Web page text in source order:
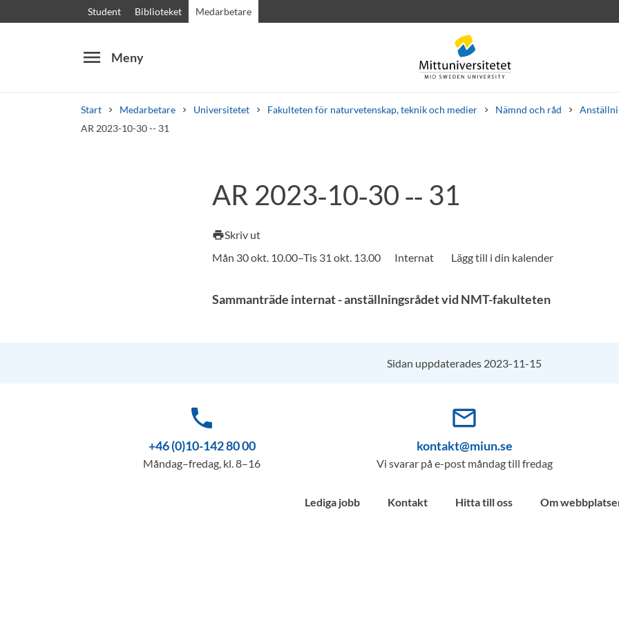
Student Biblioteket Medarbetare
menu Meny
Start Medarbetare Universitetet Fakulteten för naturvetenskap, teknik och medier Nämnd och råd
AR 2023-10-30 -- 31
Kursplaner Välkomstbrev PersonalLediga jobb
AR 2023‑10‑30 ‑‑ 31
printSkriv ut
Mån 30 okt. 10.00–Tis 31 okt. 13.00
Internat
Sammanträde internat - anställningsrådet vid NMT-fakulteten
Sidan uppdaterades 2023-11-15
phone
+46 (0)10-142 80 00
Måndag–fredag, kl. 8–16
mail_outline
kontakt@miun.se
Vi svarar på e-post måndag till fredag
Lediga jobb Kontakt Hitta till oss Om